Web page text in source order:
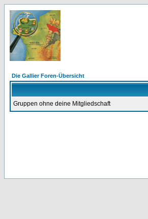
Die Gallier Foren-Übersicht
Gruppen ohne deine Mitgliedschaft